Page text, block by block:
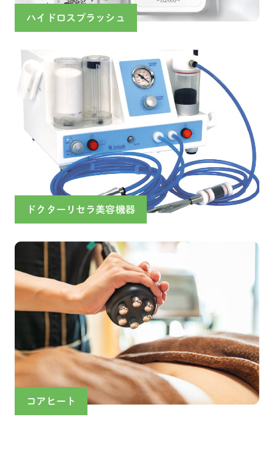
ハイドロスプラッシュ
ドクターリセラ美容機器
コアヒート